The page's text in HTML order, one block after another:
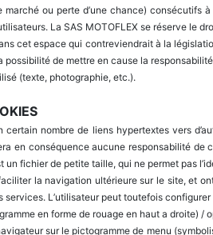
marché ou perte d’une chance)
La SAS MOTOFLEX se réserve le
cet espace qui contreviendrait à la
possibilité de mettre en cause la
(texte, photographie, etc.).
certain nombre de liens hypertextes vers
en conséquence aucune responsabilité
un fichier de petite taille, qui ne permet pas
la navigation ultérieure sur le site, et
services. L’utilisateur peut toutefois
en forme de rouage en haut a droite)
sur le pictogramme de menu